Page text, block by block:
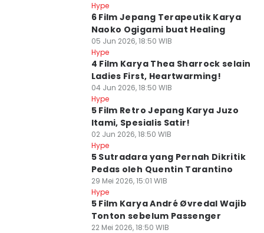
Hype
6 Film Jepang Terapeutik Karya
Naoko Ogigami buat Healing
05 Jun 2026, 18:50 WIB
Hype
4 Film Karya Thea Sharrock selain
Ladies First, Heartwarming!
04 Jun 2026, 18:50 WIB
Hype
5 Film Retro Jepang Karya Juzo
Itami, Spesialis Satir!
02 Jun 2026, 18:50 WIB
Hype
5 Sutradara yang Pernah Dikritik
Pedas oleh Quentin Tarantino
29 Mei 2026, 15:01 WIB
Hype
5 Film Karya André Øvredal Wajib
Tonton sebelum Passenger
22 Mei 2026, 18:50 WIB